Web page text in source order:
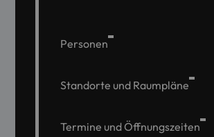
Personen
Standorte und Raumpläne
Termine und Öffnungszeiten